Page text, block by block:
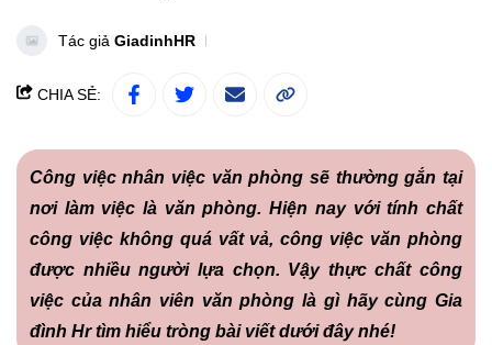
Tác giả GiadinhHR
CHIA SẺ:
Công việc nhân việc văn phòng sẽ thường gắn tại
nơi làm việc là văn phòng. Hiện nay với tính chất
công việc không quá vất vả, công việc văn phòng
được nhiều người lựa chọn. Vậy thực chất công
việc của nhân viên văn phòng là gì hãy cùng Gia
đình Hrtìm hiểu tròng bài viết dưới đây nhé!